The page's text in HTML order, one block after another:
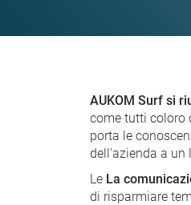
AUKOM Surf si
come tutti coloro
porta le
dell'azienda a un
Le La
di risparmiare